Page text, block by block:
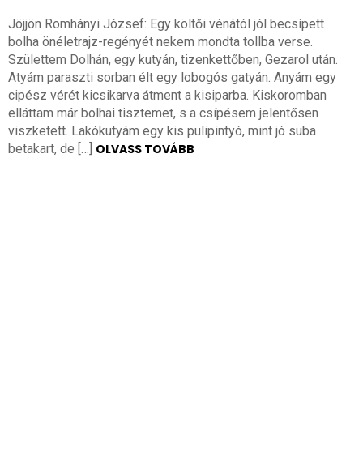
Jöjjön Romhányi József: Egy költői vénától jól becsípett
bolha önéletrajz-regényét nekem mondta tollba verse.
Születtem Dolhán, egy kutyán, tizenkettőben, Gezarol után.
Atyám paraszti sorban élt egy lobogós gatyán. Anyám egy
cipész vérét kicsikarva átment a kisiparba. Kiskoromban
elláttam már bolhai tisztemet, s a csípésem jelentősen
viszketett. Lakókutyám egy kis pulipintyó, mint jó suba
betakart, de […] OLVASS TOVÁBB